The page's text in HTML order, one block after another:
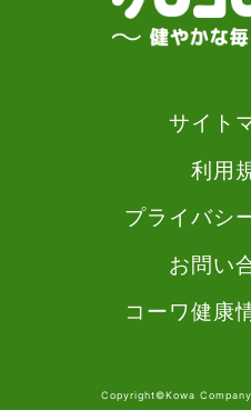
サイト
利用
プライバシ
お問い
コーワ健康
Copyright©Kowa